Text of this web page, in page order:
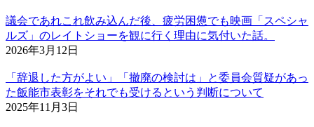
議会であれこれ飲み込んだ後、疲労困憊でも映画「スペシャ
ルズ」のレイトショーを観に行く理由に気付いた話。
2026年3月12日
「辞退した方がよい」「撤廃の検討は」と委員会質疑があっ
た飯能市表彰をそれでも受けるという判断について
2025年11月3日